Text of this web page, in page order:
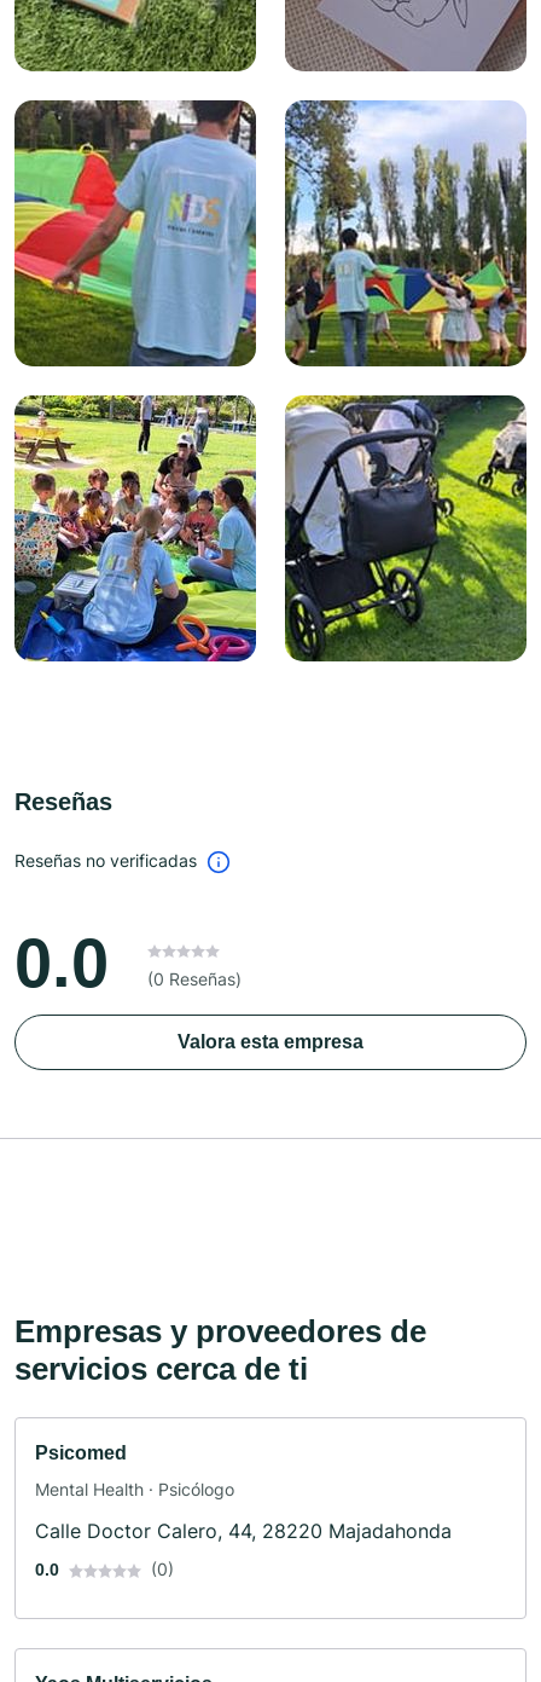
Reseñas
Reseñas no verificadas
0.0 (0 Reseñas)
Valora esta empresa
Empresas y proveedores de
servicios cerca de ti
Psicomed
Mental Health · Psicólogo
Calle Doctor Calero, 44, 28220 Majadahonda
0.0 (0)